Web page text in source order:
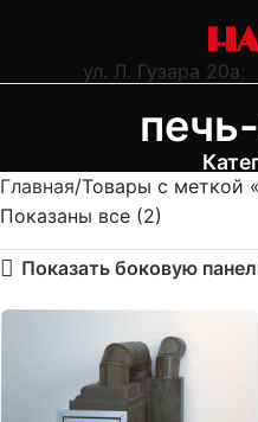
ул. Л. Гузара 20а;
Главная Товары с меткой
Показаны все (2)
Показать боковую